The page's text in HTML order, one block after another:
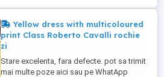
Yellow dress with multicoloured
print Class Roberto Cavalli rochie
zi
Stare excelenta, fara defecte. pot sa trimit
mai multe poze aici sau pe WhatApp